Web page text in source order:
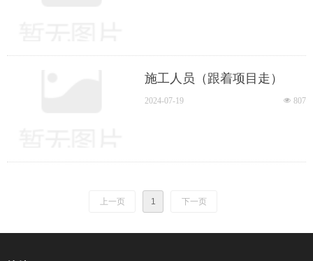
施工人员（跟着项目走）
넶 807
2024-07-19
上一页 1 下一页